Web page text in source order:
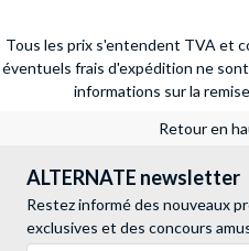
Tous les prix s'entendent TVA et
éventuels frais d'expédition ne
informations sur la
Retour en
ALTERNATE newsletter
Restez informé des nouveaux
exclusives et des concours